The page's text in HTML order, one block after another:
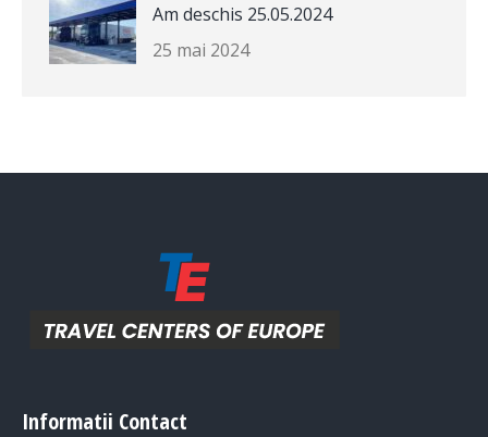
Am deschis 25.05.2024
25 mai 2024
Informatii Contact